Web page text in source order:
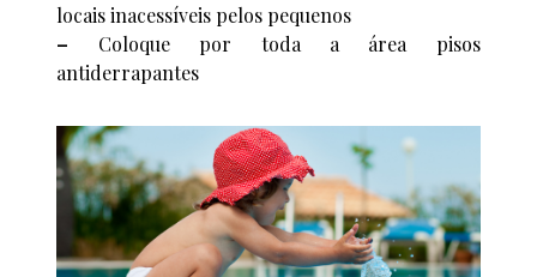
locais inacessíveis pelos pequenos
– Coloque por toda a área pisos
antiderrapantes